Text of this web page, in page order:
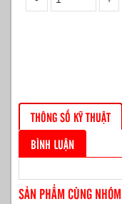
THÔNG SỐ KỸ THUẬT
BÌNH LUẬN
SẢN PHẨM CÙNG NHÓM